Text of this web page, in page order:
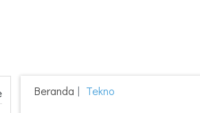
Beranda Tekno